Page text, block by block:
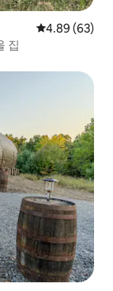
평점 4.89점(5
4.89 (63)
집